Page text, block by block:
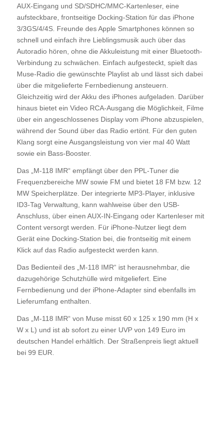
AUX-Eingang und SD/SDHC/MMC-Kartenleser, eine
aufsteckbare, frontseitige Docking-Station für das iPhone
3/3GS/4/4S. Freunde des Apple Smartphones können so
schnell und einfach ihre Lieblingsmusik auch über das
Autoradio hören, ohne die Akkuleistung mit einer Bluetooth-
Verbindung zu schwächen. Einfach aufgesteckt, spielt das
Muse-Radio die gewünschte Playlist ab und lässt sich dabei
über die mitgelieferte Fernbedienung ansteuern.
Gleichzeitig wird der Akku des iPhones aufgeladen. Darüber
hinaus bietet ein Video RCA-Ausgang die Möglichkeit, Filme
über ein angeschlossenes Display vom iPhone abzuspielen,
während der Sound über das Radio ertönt. Für den guten
Klang sorgt eine Ausgangsleistung von vier mal 40 Watt
sowie ein Bass-Booster.
Das „M-118 IMR“ empfängt über den PPL-Tuner die
Frequenzbereiche MW sowie FM und bietet 18 FM bzw. 12
MW Speicherplätze. Der integrierte MP3-Player, inklusive
ID3-Tag Verwaltung, kann wahlweise über den USB-
Anschluss, über einen AUX-IN-Eingang oder Kartenleser mit
Content versorgt werden. Für iPhone-Nutzer liegt dem
Gerät eine Docking-Station bei, die frontseitig mit einem
Klick auf das Radio aufgesteckt werden kann.
Das Bedienteil des „M-118 IMR“ ist herausnehmbar, die
dazugehörige Schutzhülle wird mitgeliefert. Eine
Fernbedienung und der iPhone-Adapter sind ebenfalls im
Lieferumfang enthalten.
Das „M-118 IMR“ von Muse misst 60 x 125 x 190 mm (H x
W x L) und ist ab sofort zu einer UVP von 149 Euro im
deutschen Handel erhältlich. Der Straßenpreis liegt aktuell
bei 99 EUR.